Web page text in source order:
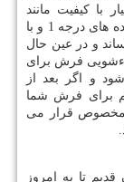
با کیفیت مانند
شامپو استفاده می شود.شامپو یکی از مواد شوینده های درجه 1 و با
و در عین حال
فرش برای
و اگر بعد از
برای فرش شما
مخصوص قرار می
تا به امروز